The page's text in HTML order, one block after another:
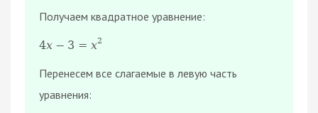
Получаем квадратное уравнение:
4х − 3 = х2
Перенесем все слагаемые в левую часть
уравнения: